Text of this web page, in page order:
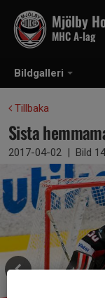
Bildgalleri
Mjölby
MHC A-lag
Tillbaka
Sista
2017-04-02 | Bild 14